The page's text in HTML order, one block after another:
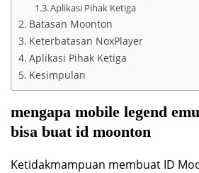
Aplikasi Pihak Ketiga
Batasan Moonton
Keterbatasan NoxPlayer
Aplikasi Pihak Ketiga
Kesimpulan
mengapa mobile legend
bisa buat id moonton
Ketidakmampuan membuat ID